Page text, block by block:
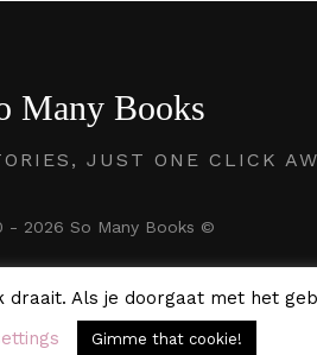
Many Books
JUST ONE CLICK
- 2026 So Many Books ©
Als je doorgaat met het
Gimme that cookie!